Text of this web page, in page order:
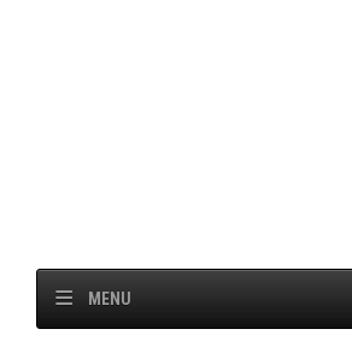
MENU